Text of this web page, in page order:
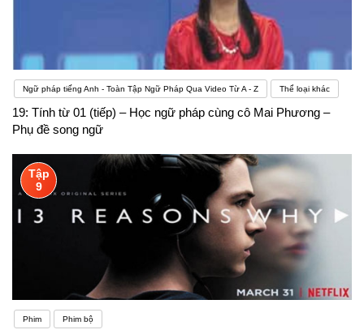
Ngữ pháp tiếng Anh - Toàn Tập Ngữ Pháp Qua Video Từ A - Z Thể loại khác
19: Tính từ 01 (tiếp) – Học ngữ pháp cùng cô Mai Phương –
Phụ đề song ngữ
Tập
9
Phim Phim bộ